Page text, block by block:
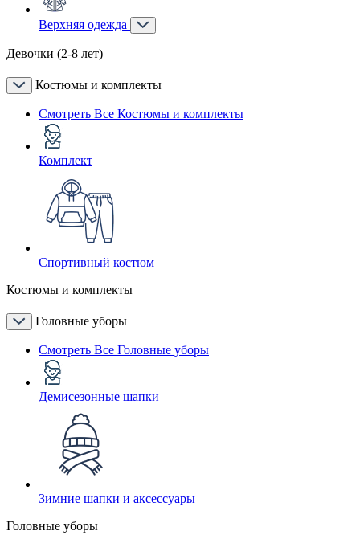
Верхняя одежда
Девочки (2-8 лет)
Костюмы и комплекты
Смотреть Все Костюмы и комплекты
Комплект
Спортивный костюм
Костюмы и комплекты
Головные уборы
Смотреть Все Головные уборы
Демисезонные шапки
Зимние шапки и аксессуары
Головные уборы